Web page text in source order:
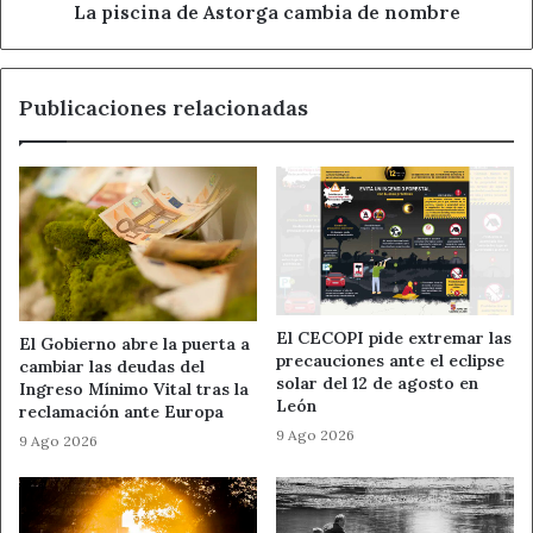
La piscina de Astorga cambia de nombre
Publicaciones relacionadas
El Gobierno abre la puerta a
cambiar las deudas del
Ingreso Mínimo Vital tras la
reclamación ante Europa
9 Ago 2026
El CECOPI pide extremar las
precauciones ante el eclipse
solar del 12 de agosto en
León
9 Ago 2026